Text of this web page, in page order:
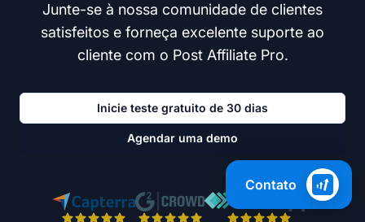
Junte-se à nossa comunidade de clientes
satisfeitos e forneça excelente suporte ao
cliente com o Post Affiliate Pro.
Inicie teste gratuito de 30 dias
Agendar uma demo
Contato